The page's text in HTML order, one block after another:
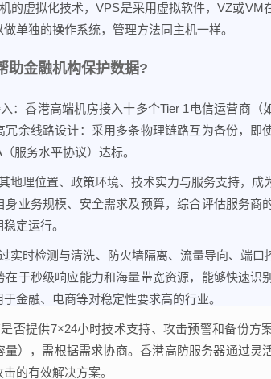
的虚拟化技术，VPS是采用虚拟软件，VZ或VM
单独的操作系统，管理方法同主机一样。
助金融机构保护数据?
：香港高端机房接入十多个Tier 1电信运营商（
余线路设计：采用多条物理链路互为备份，即
服务水平协议）达标。
地理位置、政策环境、技术实力与服务支持，成
业务规模、安全需求及预算，综合评估服务商
定运行。
实时检测与清洗、防火墙隔离、流量导向、端口
在于秒级响应能力和海量带宽资源，能够快速识
金融、电商等对稳定性要求高的行业。
否提供7×24小时技术支持、攻击预警和备份方
），需根据需求协商。香港高防服务器通过灵
的有效解决方案。